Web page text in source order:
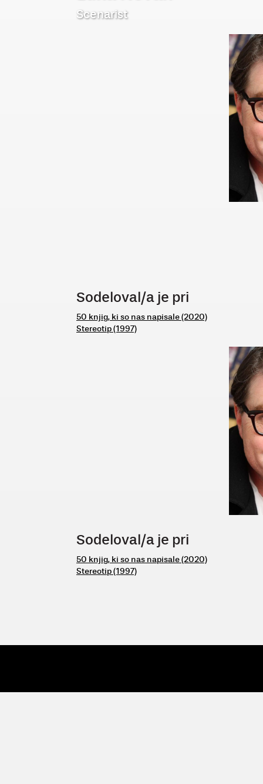
Scenarist
Sodeloval/a je pri
50 knjig, ki so nas napisale (2020)
Stereotip (1997)
Sodeloval/a je pri
50 knjig, ki so nas napisale (2020)
Stereotip (1997)